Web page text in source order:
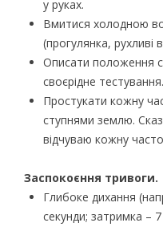
у руках.
Вмитися холодною
(прогулянка, рухливі
Описати положення
своєрідне тестування.
Простукати кожну
ступнями землю.
відчуваю кожну
Заспокоєння тривоги.
Глибоке дихання
секунди; затримка –